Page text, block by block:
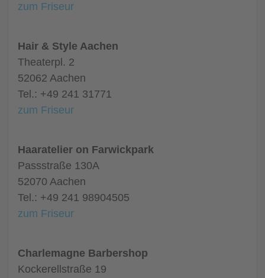
zum Friseur
Hair & Style Aachen
Theaterpl. 2
52062 Aachen
Tel.: +49 241 31771
zum Friseur
Haaratelier on Farwickpark
Passstraße 130A
52070 Aachen
Tel.: +49 241 98904505
zum Friseur
Charlemagne Barbershop
Kockerellstraße 19